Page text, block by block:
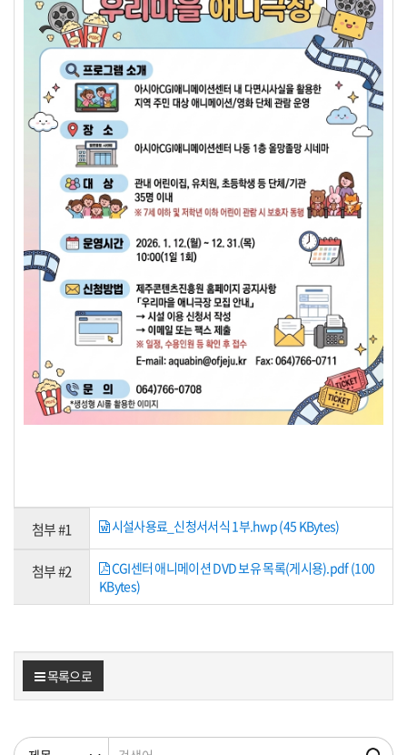
첨부 #1 시설사용료_신청서서식 1부.hwp (45 KBytes)
첨부 #2
CGI센터 애니메이션 DVD 보유 목록(게시용).pdf (100
KBytes)
목록으로
검색조건 검색어